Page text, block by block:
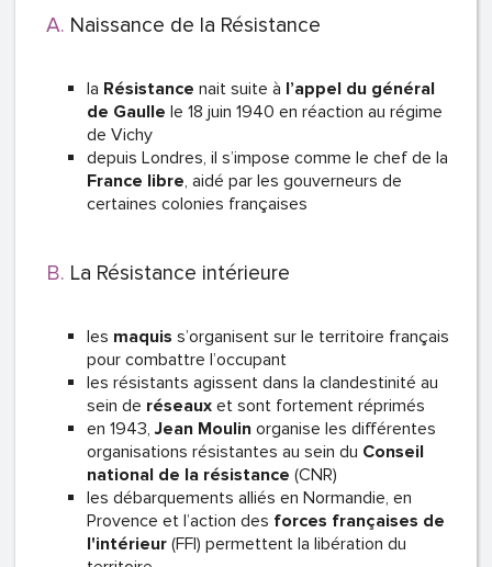
Naissance de la Résistance
la Résistance nait suite à l’appel du général
de Gaulle le 18 juin 1940 en réaction au régime
de Vichy
depuis Londres, il s’impose comme le chef de la
France libre, aidé par les gouverneurs de
certaines colonies françaises
La Résistance intérieure
les maquis s’organisent sur le territoire français
pour combattre l’occupant
les résistants agissent dans la clandestinité au
sein de réseaux et sont fortement réprimés
en 1943,Jean Moulin organise les différentes
organisations résistantes au sein du Conseil
national de la résistance (CNR)
les débarquements alliés en Normandie, en
Provence et l’action des forces françaises de
l'intérieur (FFI) permettent la libération du